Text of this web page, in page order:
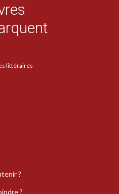
littéraires
?
?